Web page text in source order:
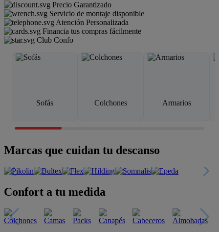
Precio Garantizado
Servicio de montaje disponible
Atención Personalizada
Financia tus compras fácilmente
Club Confo
Sofás Colchones Armarios
Marcas que cuidan tu descanso
Confort a tu medida